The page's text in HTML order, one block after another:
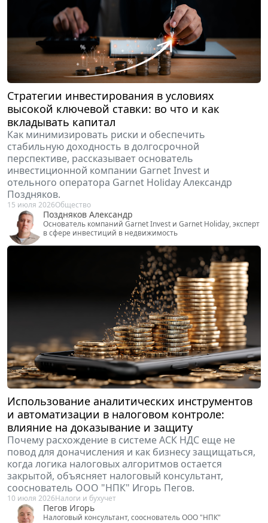
Стратегии инвестирования в условиях
высокой ключевой ставки: во что и как
вкладывать капитал
Как минимизировать риски и обеспечить
стабильную доходность в долгосрочной
перспективе, рассказывает основатель
инвестиционной компании Garnet Invest и
отельного оператора Garnet Holiday Александр
Поздняков.
15 июля 2026Общество
Поздняков Александр
Основатель компаний Garnet Invest и Garnet Holiday, эксперт
в сфере инвестиций в недвижимость
Использование аналитических инструментов
и автоматизации в налоговом контроле:
влияние на доказывание и защиту
Почему расхождение в системе АСК НДС еще не
повод для доначисления и как бизнесу защищаться,
когда логика налоговых алгоритмов остается
закрытой, объясняет налоговый консультант,
сооснователь ООО "НПК" Игорь Пегов.
10 июля 2026Налоги и бухучет
Пегов Игорь
Налоговый консультант, сооснователь ООО "НПК"